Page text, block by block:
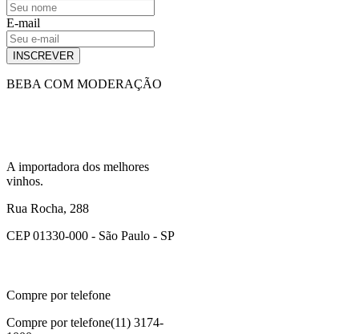
E-mail
INSCREVER
BEBA COM MODERAÇÃO
A importadora dos melhores
vinhos.
Rua Rocha, 288
CEP 01330-000 - São Paulo - SP
Compre por telefone
Compre por telefone(11) 3174-